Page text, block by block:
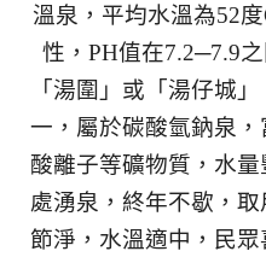
溫泉，平均水溫為52
性，PH值在7.2─7.9
「湯圍」或「湯仔城
一，屬於碳酸氫鈉泉
酸離子等礦物質，水
處湧泉，終年不歇，
節淨，水溫適中，民